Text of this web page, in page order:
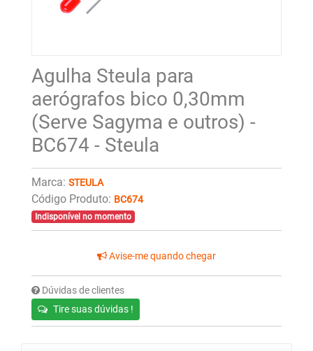
Agulha Steula para
aerógrafos bico 0,30mm
(Serve Sagyma e outros) -
BC674 - Steula
Marca: STEULA
Código Produto: BC674
Indisponível no momento
Avise-me quando chegar
Dúvidas de clientes
Tire suas dúvidas !